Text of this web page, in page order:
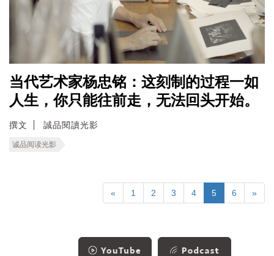
当代艺术家杨忠铭：这刻制的过程一如
人生，你只能往前走，无法回头开始。
撰文 誠品閱讀光影
诚品阅读光影
« 1 2 3 4 5 6 »